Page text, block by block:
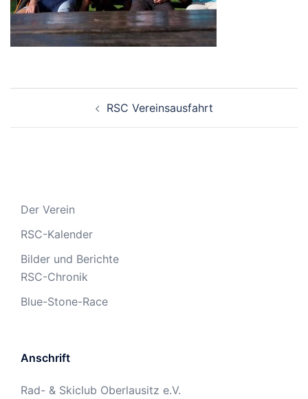
RSC Vereinsausfahrt
Der Verein
RSC-Kalender
Bilder und Berichte
RSC-Chronik
Blue-Stone-Race
Anschrift
Rad- & Skiclub Oberlausitz e.V.